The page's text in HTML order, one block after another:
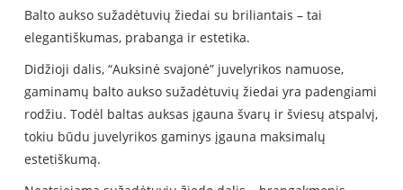
Balto aukso sužadėtuvių žiedai su briliantais – tai
elegantiškumas, prabanga ir estetika.
Didžioji dalis, “Auksinė svajonė” juvelyrikos namuose,
gaminamų balto aukso sužadėtuvių žiedai yra padengiami
rodžiu. Todėl baltas auksas įgauna švarų ir šviesų atspalvį,
tokiu būdu juvelyrikos gaminys įgauna maksimalų
estetiškumą.